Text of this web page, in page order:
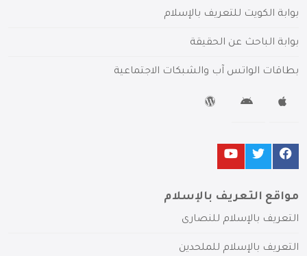
بوابة الكويت للتعريف بالإسلام
بوابة الباحث عن الحقيقة
بطاقات الواتس آب والشبكات الاجتماعية
مواقع التعريف بالإسلام
التعريف بالإسلام للنصارى
التعريف بالإسلام للملحدين